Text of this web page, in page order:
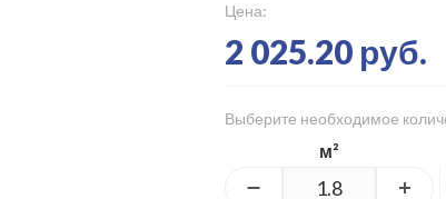
Цена:
2 025.20 руб.
Выберите необходимое
м²